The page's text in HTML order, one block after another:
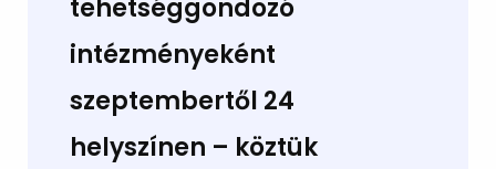
tehetséggondozó
intézményeként
szeptembertől 24
helyszínen – köztük